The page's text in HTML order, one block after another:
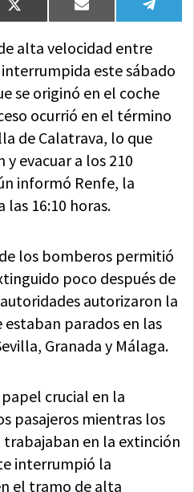
Compartir
en
X
(Twitter)
Compartir
en
Email
en
alta velocidad entre
este sábado
se originó en el coche
ocurrió en el término
de Calatrava, lo que
evacuar a los 210
informó Renfe, la
las 16:10 horas.
los bomberos permitió
poco después de
autorizaron la
estaban parados en las
Granada y Málaga.
papel crucial en la
pasajeros mientras los
trabajaban en la extinción
interrumpió la
el tramo de alta